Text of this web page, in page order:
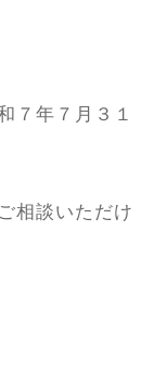
年７月３１
談いただけ